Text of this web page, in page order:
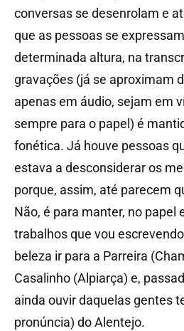
conversas se desenrolam e
que as pessoas se
determinada altura, na
gravações (já se aproximam
apenas em áudio, sejam em
sempre para o papel) é
fonética. Já houve pessoas
estava a desconsiderar os
porque, assim, até parecem
Não, é para manter, no papel
trabalhos que vou
beleza ir para a Parreira
Casalinho (Alpiarça) e,
ainda ouvir daquelas gentes
pronúncia) do Alentejo.